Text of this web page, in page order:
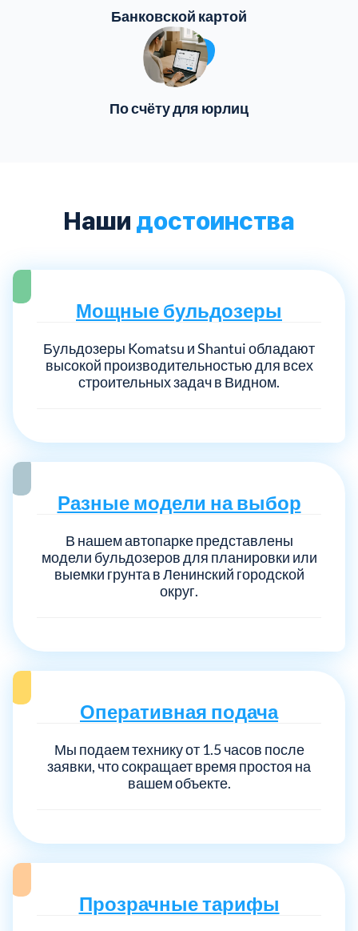
Банковской картой
По счёту для юрлиц
Наши достоинства
Мощные бульдозеры
Бульдозеры Komatsu и Shantui обладают
высокой производительностью для всех
строительных задач в Видном.
Разные модели на выбор
В нашем автопарке представлены
модели бульдозеров для планировки или
выемки грунта в Ленинский городской
округ.
Оперативная подача
Мы подаем технику от 1.5 часов после
заявки, что сокращает время простоя на
вашем объекте.
Прозрачные тарифы